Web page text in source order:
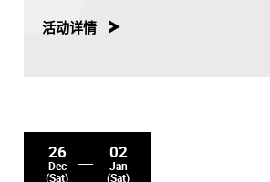
活动详情
26
Dec
(Sat)
02
Jan
(Sat)